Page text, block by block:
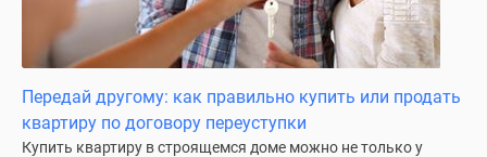
Передай другому: как правильно купить или продать
квартиру по договору переуступки
Купить квартиру в строящемся доме можно не только у